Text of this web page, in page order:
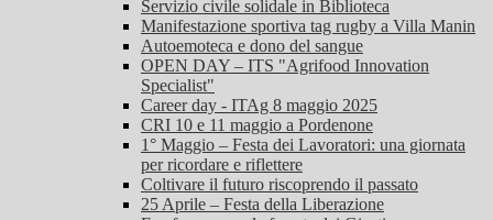
Servizio civile solidale in Biblioteca
Manifestazione sportiva tag rugby a Villa Manin
Autoemoteca e dono del sangue
OPEN DAY – ITS "Agrifood Innovation
Specialist"
Career day - ITAg 8 maggio 2025
CRI 10 e 11 maggio a Pordenone
1° Maggio – Festa dei Lavoratori: una giornata
per ricordare e riflettere
Coltivare il futuro riscoprendo il passato
25 Aprile – Festa della Liberazione